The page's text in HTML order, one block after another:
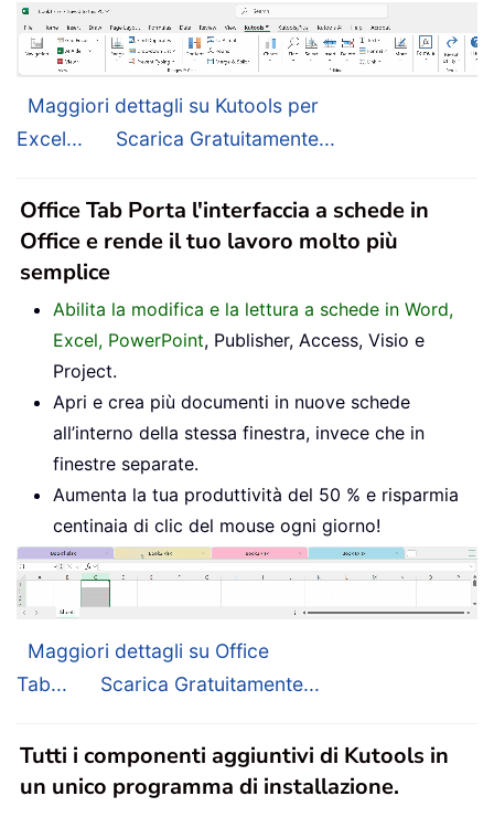
Maggiori dettagli su Kutools per
Excel...
Scarica Gratuitamente...
Office Tab Porta l'interfaccia a schede in
Office e rende il tuo lavoro molto più
semplice
Abilita la modifica e la lettura a schede in Word,
Excel, PowerPoint, Publisher, Access, Visio e
Project.
Apri e crea più documenti in nuove schede
all’interno della stessa finestra, invece che in
finestre separate.
Aumenta la tua produttività del 50 % e risparmia
centinaia di clic del mouse ogni giorno!
Maggiori dettagli su Office
Tab...
Scarica Gratuitamente...
Tutti i componenti aggiuntivi di Kutools in
un unico programma di installazione.